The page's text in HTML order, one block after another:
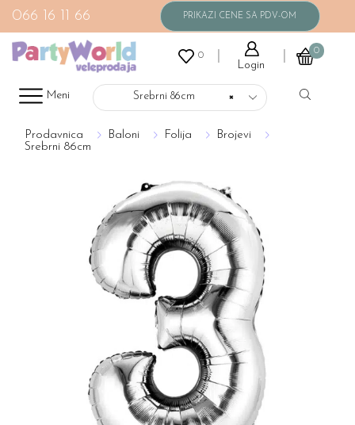
066 16 11 66
0
Login
0
Meni ×
Srebrni 86cm
Prodavnica Baloni Folija
Brojevi
Srebrni 86cm